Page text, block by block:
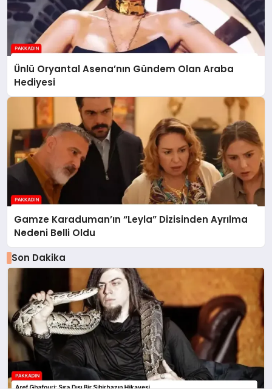
Ünlü Oryantal Asena’nın Gündem Olan Araba
Hediyesi
Gamze Karaduman’ın “Leyla” Dizisinden Ayrılma
Nedeni Belli Oldu
Son Dakika